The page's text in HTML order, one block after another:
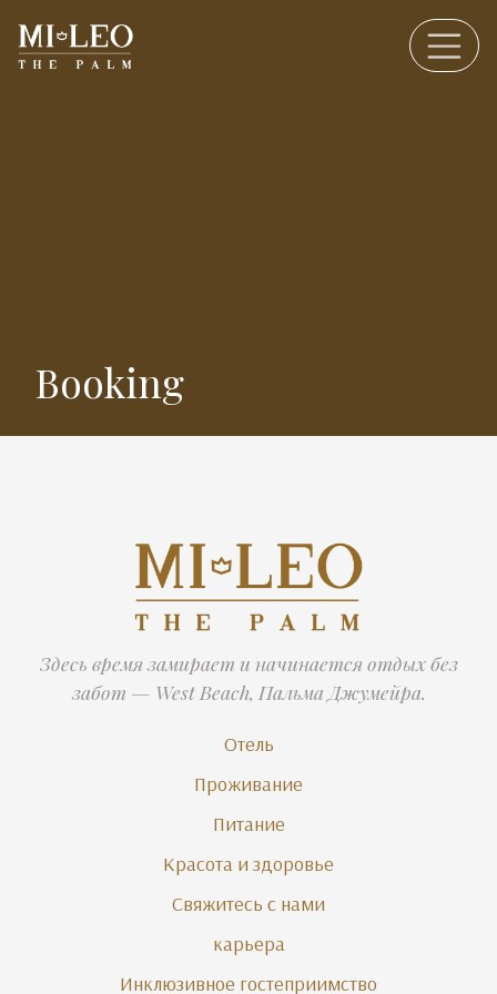
Booking
Здесь время замирает и начинается отдых без
забот — West Beach, Пальма Джумейра.
Отель
Проживание
Питание
Красота и здоровье
Свяжитесь с нами
карьера
Инклюзивное гостеприимство